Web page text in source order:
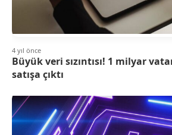
4 yıl önce
Büyük veri sızıntısı! 1 milyar
satışa çıktı